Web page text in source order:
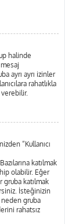
halinde
ayrı ayrı izinler
rahatlıkla
“Kullanıcı
katılmak
olabilir. Eğer
gruba katılmak
İsteğinizin
neden gruba
rahatsız